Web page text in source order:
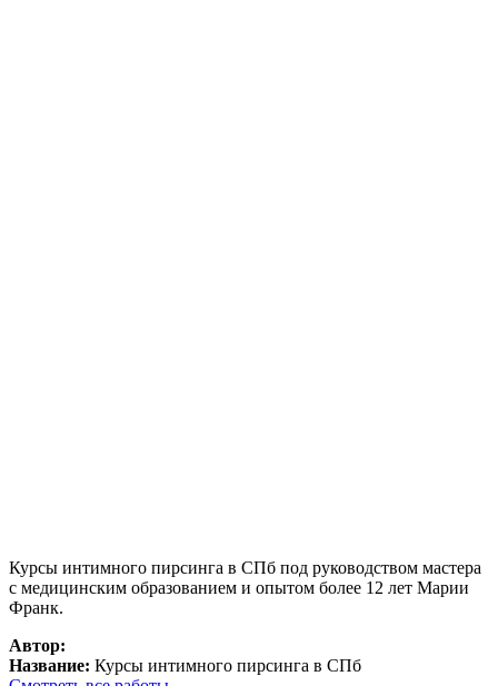
Курсы интимного пирсинга в СПб под руководством мастера
с медицинским образованием и опытом более 12 лет Марии
Франк.
Автор:
Название: Курсы интимного пирсинга в СПб